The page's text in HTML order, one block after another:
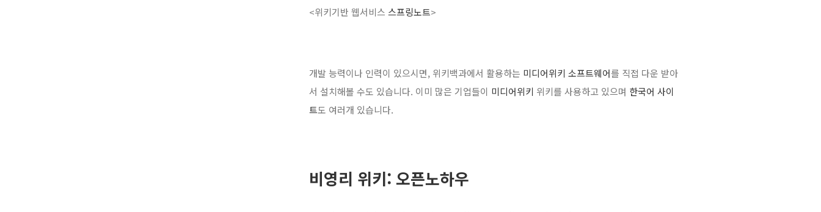
<위키기반 웹서비스 스프링노트>
개발 능력이나 인력이 있으시면, 위키백과에서 활용하는 미디어위키 소프트웨어를 직접 다운 받아
서 설치해볼 수도 있습니다. 이미 많은 기업들이 미디어위키 위키를 사용하고 있으며 한국어 사이
트도 여러개 있습니다.
비영리 위키: 오픈노하우